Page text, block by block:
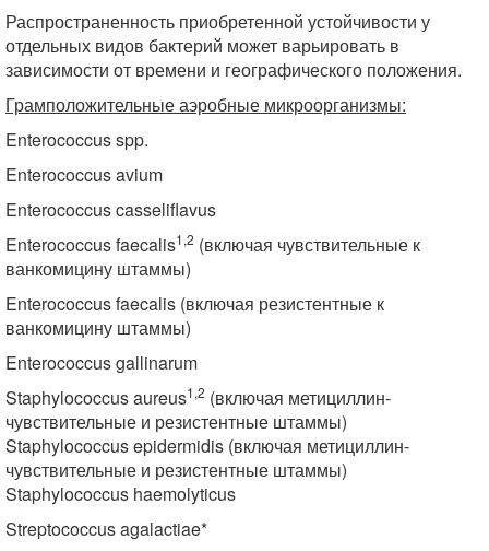
Распространенность приобретенной устойчивости у
отдельных видов бактерий может варьировать в
зависимости от времени и географического положения.
Грамположительные аэробные микроорганизмы:
Enterococcus spp.
Enterococcus avium
Enterococcus casseliflavus
Enterococcus faecalis1,2 (включая чувствительные к
ванкомицину штаммы)
Enterococcus faecalis (включая резистентные к
ванкомицину штаммы)
Enterococcus gallinarum
Staphylococcus aureus1,2 (включая метициллин-
чувствительные и резистентные штаммы)
Staphylococcus epidermidis (включая метициллин-
чувствительные и резистентные штаммы)
Staphylococcus haemolyticus
Streptococcus agalactiae*